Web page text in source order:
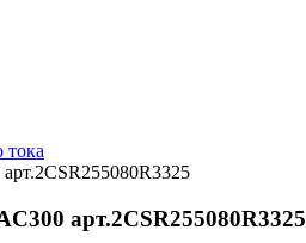
тока
арт.2CSR255080R3325